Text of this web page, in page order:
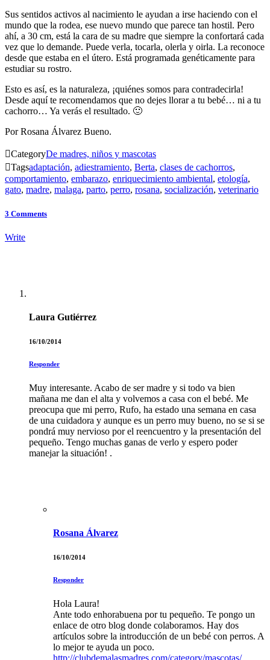
Sus sentidos activos al nacimiento le ayudan a irse haciendo con el
mundo que la rodea, ese nuevo mundo que parece tan hostil. Pero
ahí, a 30 cm, está la cara de su madre que siempre la confortará cada
vez que lo demande. Puede verla, tocarla, olerla y oirla. La reconoce
desde que estaba en el útero. Está programada genéticamente para
estudiar su rostro.
Esto es así, es la naturaleza, ¡quiénes somos para contradecirla!
Desde aquí te recomendamos que no dejes llorar a tu bebé… ni a tu
cachorro… Ya verás el resultado. 🙂
Por Rosana Álvarez Bueno.
CategoryDe madres, niños y mascotas
Tagsadaptación, adiestramiento, Berta, clases de cachorros,
comportamiento, embarazo, enriquecimiento ambiental, etología,
gato, madre, malaga, parto, perro, rosana, socialización, veterinario
3 Comments
Write
Laura Gutiérrez
16/10/2014
Responder
Muy interesante. Acabo de ser madre y si todo va bien
mañana me dan el alta y volvemos a casa con el bebé. Me
preocupa que mi perro, Rufo, ha estado una semana en casa
de una cuidadora y aunque es un perro muy bueno, no se si se
pondrá muy nervioso por el reencuentro y la presentación del
pequeño. Tengo muchas ganas de verlo y espero poder
manejar la situación! .
Rosana Álvarez
16/10/2014
Responder
Hola Laura!
Ante todo enhorabuena por tu pequeño. Te pongo un
enlace de otro blog donde colaboramos. Hay dos
artículos sobre la introducción de un bebé con perros. A
lo mejor te ayuda un poco.
http://clubdemalasmadres.com/category/mascotas/